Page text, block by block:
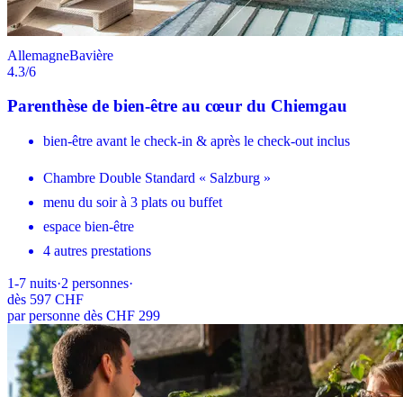
AllemagneBavière
4.3/6
Parenthèse de bien-être au cœur du Chiemgau
bien-être avant le check-in & après le check-out inclus
Chambre Double Standard « Salzburg »
menu du soir à 3 plats ou buffet
espace bien-être
4 autres prestations
1-7 nuits·2 personnes·
dès 597 CHF
par personne dès CHF 299